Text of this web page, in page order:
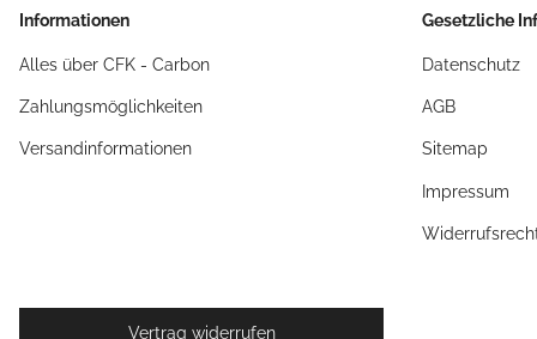
Informationen
Alles über CFK - Carbon
Zahlungsmöglichkeiten
Versandinformationen
Gesetzliche
Datenschutz
AGB
Sitemap
Impressum
Vertrag widerrufen